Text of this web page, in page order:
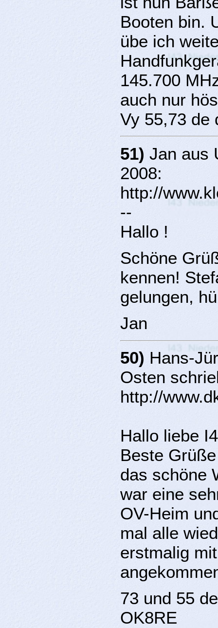
Booten bin.
übe ich
145.700
auch nur
Vy 55,73 de
51) Jan aus
2008:
http://
--
Hallo !
Schöne
kennen!
gelungen,
Jan
50) Hans-
Osten
http://
Hallo liebe
Beste
das schöne
war eine
OV-Heim
mal alle
erstmalig
73 und 55
OK8RE